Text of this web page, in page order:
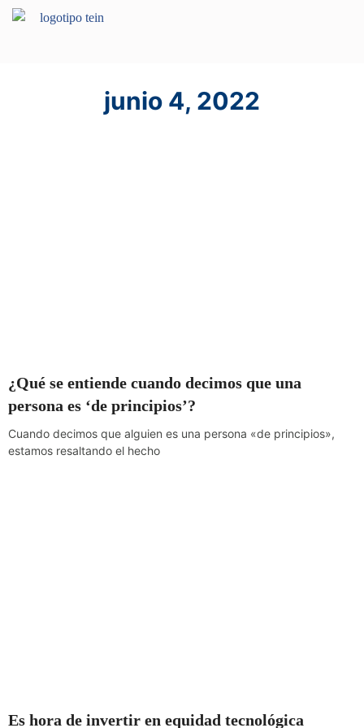
junio 4, 2022
¿Qué se entiende cuando decimos que una
persona es ‘de principios’?
Cuando decimos que alguien es una persona «de principios»,
estamos resaltando el hecho
Es hora de invertir en equidad tecnológica